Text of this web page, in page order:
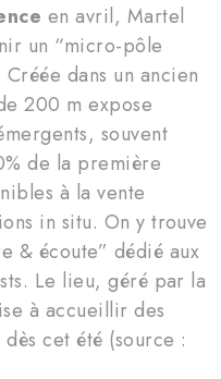
en avril, Martel
un “micro-pôle
dans un ancien
200 m expose
souvent
de la première
à la vente
in situ. On y trouve
& écoute” dédié aux
Le lieu, géré par la
à accueillir des
cet été (source :